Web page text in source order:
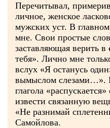
Перечитывал,
личное, женское
мужских уст. В
мне. Свои простые
заставляющая верить
тебя». Лично мне
вслух «Я останусь
вымыслом слезами…».
глагола
извести связанную
«Не разнимай
Самойлова.